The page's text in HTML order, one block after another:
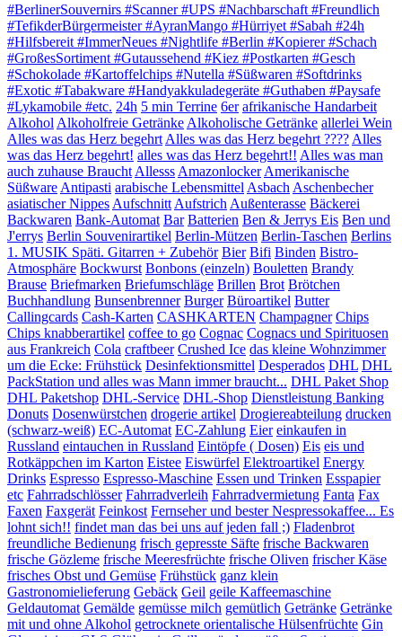
#BerlinerSouvernirs #Scanner #UPS #Nachbarschaft #Freundlich
#TefikderBürgermeister #AyranMango #Hürriyet #Sabah #24h
#Hilfsbereit #ImmerNeues #Nightlife #Berlin #Kopierer #Schach
#GroßesSortiment #Gutaussehend #Kiez #Postkarten #Gesch
#Schokolade #Kartoffelchips #Nutella #Süßwaren #Softdrinks
#Exotic #Tabakware #Handyakkuladegeräte #Guthaben #Paysafe
#Lykamobile #etc. 24h 5 min Terrine 6er afrikanische Handarbeit
Alkohol Alkoholfreie Getränke Alkoholische Getränke allerlei Wein
Alles was das Herz begehrt Alles was das Herz begehrt ???? Alles
was das Herz begehrt! alles was das Herz begehrt!! Alles was man
auch zuhause Braucht Allesss Amazonlocker Amerikanische
Süßware Antipasti arabische Lebensmittel Asbach Aschenbecher
asiatischer Nippes Aufschnitt Aufstrich Außenterasse Bäckerei
Backwaren Bank-Automat Bar Batterien Ben & Jerrys Eis Ben und
J'errys Berlin Souvenirartikel Berlin-Mützen Berlin-Taschen Berlins
1. MUSIK Späti. Gitarren + Zubehör Bier Bifi Binden Bistro-
Atmosphäre Bockwurst Bonbons (einzeln) Bouletten Brandy
Brause Briefmarken Briefumschläge Brillen Brot Brötchen
Buchhandlung Bunsenbrenner Burger Büroartikel Butter
Callingcards Cash-Karten CASHKARTEN Champagner Chips
Chips knabberartikel coffee to go Cognac Cognacs und Spirituosen
aus Frankreich Cola craftbeer Crushed Ice das kleine Wohnzimmer
um die Ecke: Frühstück Desinfektionsmittel Desperados DHL DHL
PackStation und alles was Mann immer braucht... DHL Paket Shop
DHL Paketshop DHL-Service DHL-Shop Dienstleistung Banking
Donuts Dosenwürstchen drogerie artikel Drogiereabteilung drucken
(schwarz-weiß) EC-Automat EC-Zahlung Eier einkaufen in
Russland eintauchen in Russland Eintöpfe ( Dosen) Eis eis und
Rotkäppchen im Karton Eistee Eiswürfel Elektroartikel Energy
Drinks Espresso Espresso-Maschine Essen und Trinken Esspapier
etc Fahrradschlösser Fahrradverleih Fahrradvermietung Fanta Fax
Faxen Faxgerät Feinkost Fernseher und bester Nespressokaffee... Es
lohnt sich!! findet man das bei uns auf jeden fall ;) Fladenbrot
freundliche Bedienung frisch gepresste Säfte frische Backwaren
frische Gözleme frische Meeresfrüchte frische Oliven frischer Käse
frisches Obst und Gemüse Frühstück ganz klein
Gastronomielieferung Gebäck Geil geile Kaffeemaschine
Geldautomat Gemälde gemüsse milch gemütlich Getränke Getränke
mit und ohne Alkohol getrocknete orientalische Hülsenfrüchte Gin